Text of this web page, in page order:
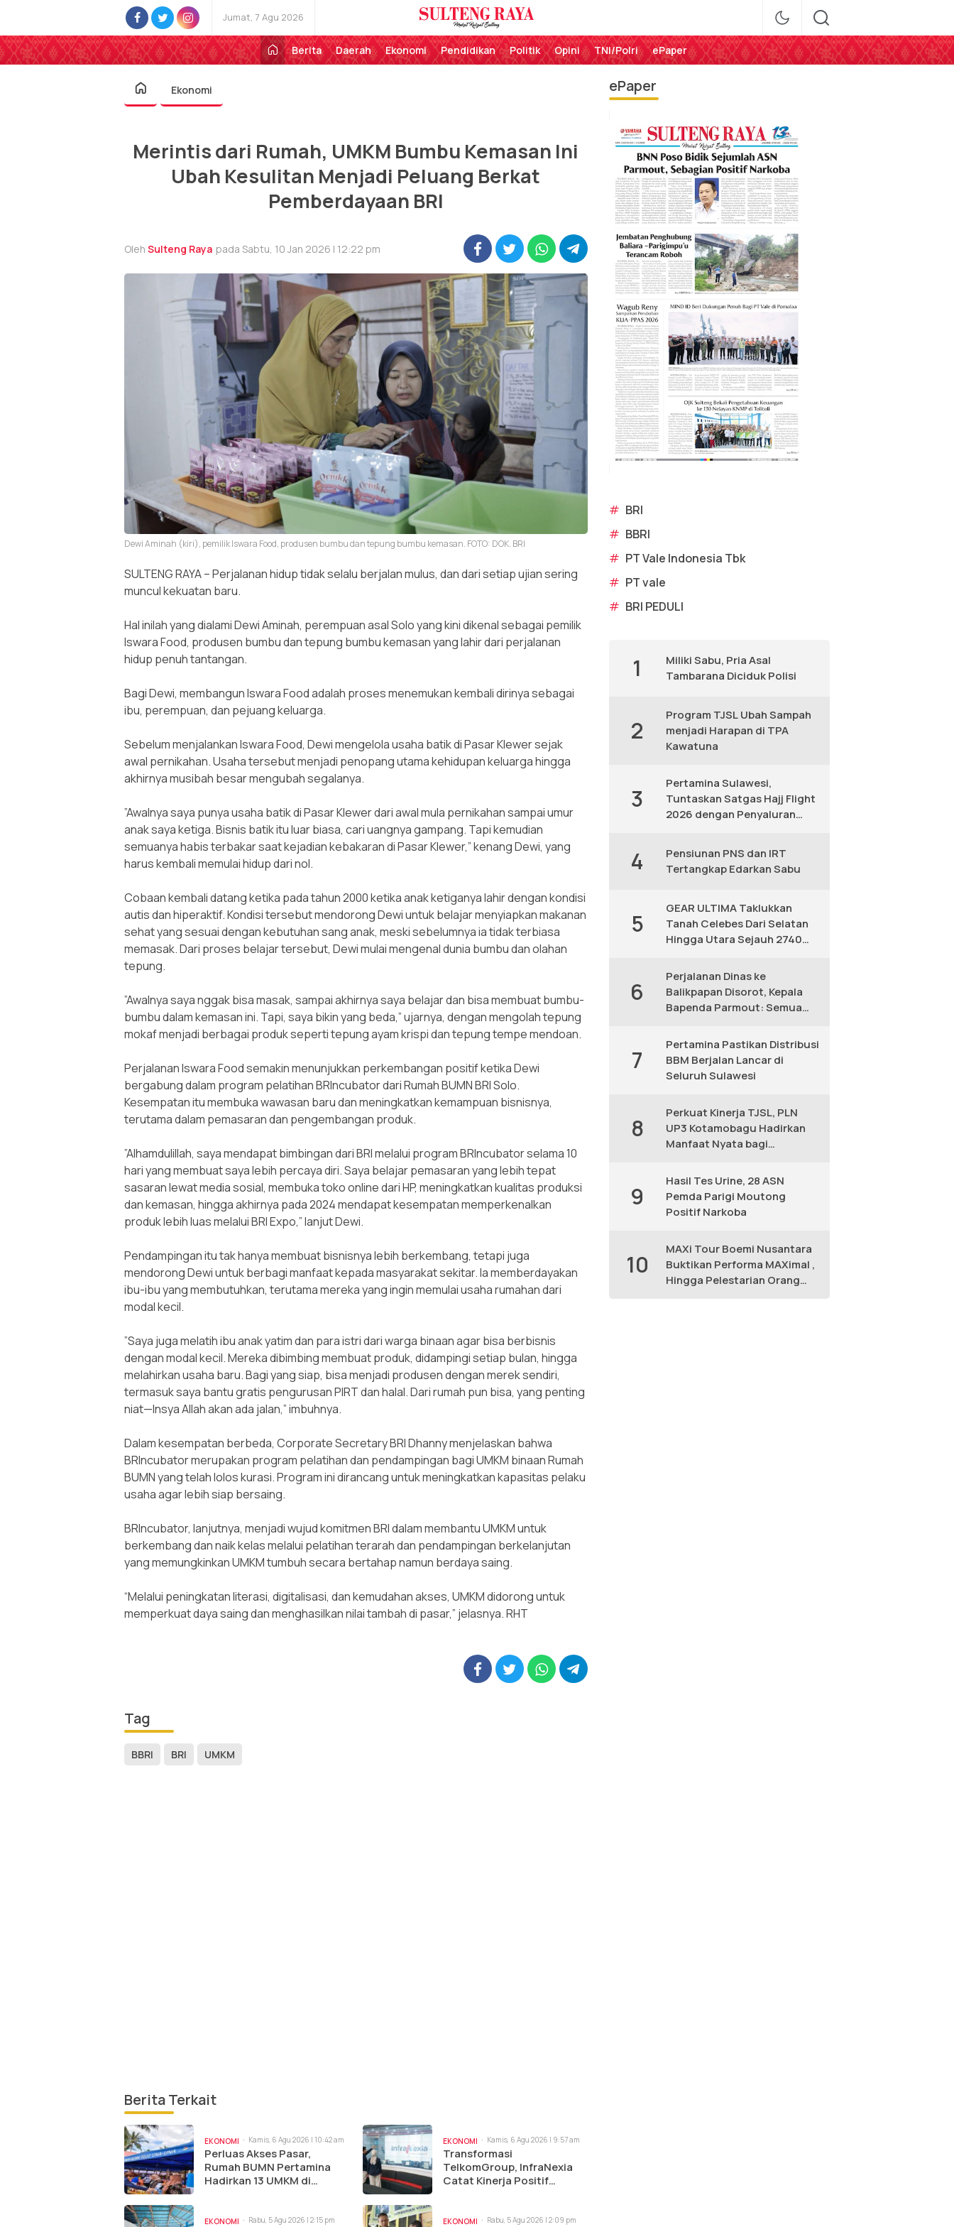
Jumat, 7 Agu 2026
Sulteng Raya
Perekat Rakyat Sulteng
Berita
Daerah Ekonomi Pendidikan Politik Opini TNI/Polri ePaper
Ekonomi
Merintis dari Rumah, UMKM Bumbu Kemasan Ini
Ubah Kesulitan Menjadi Peluang Berkat
Pemberdayaan BRI
Oleh Sulteng Raya pada Sabtu, 10 Jan 2026 | 12:22 pm
Dewi Aminah (kiri), pemilik Iswara Food, produsen bumbu dan tepung bumbu kemasan. FOTO: DOK. BRI
SULTENG RAYA – Perjalanan hidup tidak selalu berjalan mulus, dan dari setiap ujian sering
muncul kekuatan baru.
‎Hal inilah yang dialami Dewi Aminah, perempuan asal Solo yang kini dikenal sebagai pemilik
Iswara Food, produsen bumbu dan tepung bumbu kemasan yang lahir dari perjalanan
hidup penuh tantangan.
‎Bagi Dewi, membangun Iswara Food adalah proses menemukan kembali dirinya sebagai
ibu, perempuan, dan pejuang keluarga.
‎Sebelum menjalankan Iswara Food, Dewi mengelola usaha batik di Pasar Klewer sejak
awal pernikahan. Usaha tersebut menjadi penopang utama kehidupan keluarga hingga
akhirnya musibah besar mengubah segalanya.
‎”Awalnya saya punya usaha batik di Pasar Klewer dari awal mula pernikahan sampai umur
anak saya ketiga. Bisnis batik itu luar biasa, cari uangnya gampang. Tapi kemudian
semuanya habis terbakar saat kejadian kebakaran di Pasar Klewer,” kenang Dewi, yang
harus kembali memulai hidup dari nol.
‎Cobaan kembali datang ketika pada tahun 2000 ketika anak ketiganya lahir dengan kondisi
autis dan hiperaktif. Kondisi tersebut mendorong Dewi untuk belajar menyiapkan makanan
sehat yang sesuai dengan kebutuhan sang anak, meski sebelumnya ia tidak terbiasa
memasak. Dari proses belajar tersebut, Dewi mulai mengenal dunia bumbu dan olahan
tepung.
‎”Awalnya saya nggak bisa masak, sampai akhirnya saya belajar dan bisa membuat bumbu-
bumbu dalam kemasan ini. Tapi, saya bikin yang beda,” ujarnya, dengan mengolah tepung
mokaf menjadi berbagai produk seperti tepung ayam krispi dan tepung tempe mendoan.
‎Perjalanan Iswara Food semakin menunjukkan perkembangan positif ketika Dewi
bergabung dalam program pelatihan BRIncubator dari Rumah BUMN BRI Solo.
Kesempatan itu membuka wawasan baru dan meningkatkan kemampuan bisnisnya,
terutama dalam pemasaran dan pengembangan produk.
‎”Alhamdulillah, saya mendapat bimbingan dari BRI melalui program BRIncubator selama 10
hari yang membuat saya lebih percaya diri. Saya belajar pemasaran yang lebih tepat
sasaran lewat media sosial, membuka toko online dari HP, meningkatkan kualitas produksi
dan kemasan, hingga akhirnya pada 2024 mendapat kesempatan memperkenalkan
produk lebih luas melalui BRI Expo,” lanjut Dewi.
‎Pendampingan itu tak hanya membuat bisnisnya lebih berkembang, tetapi juga
mendorong Dewi untuk berbagi manfaat kepada masyarakat sekitar. Ia memberdayakan
ibu-ibu yang membutuhkan, terutama mereka yang ingin memulai usaha rumahan dari
modal kecil.
‎”Saya juga melatih ibu anak yatim dan para istri dari warga binaan agar bisa berbisnis
dengan modal kecil. Mereka dibimbing membuat produk, didampingi setiap bulan, hingga
melahirkan usaha baru. Bagi yang siap, bisa menjadi produsen dengan merek sendiri,
termasuk saya bantu gratis pengurusan PIRT dan halal. Dari rumah pun bisa, yang penting
niat—Insya Allah akan ada jalan,” imbuhnya.
‎Dalam kesempatan berbeda, Corporate Secretary BRI Dhanny menjelaskan bahwa
BRIncubator merupakan program pelatihan dan pendampingan bagi UMKM binaan Rumah
BUMN yang telah lolos kurasi. Program ini dirancang untuk meningkatkan kapasitas pelaku
usaha agar lebih siap bersaing.
‎BRIncubator, lanjutnya, menjadi wujud komitmen BRI dalam membantu UMKM untuk
berkembang dan naik kelas melalui pelatihan terarah dan pendampingan berkelanjutan
yang memungkinkan UMKM tumbuh secara bertahap namun berdaya saing.
‎“Melalui peningkatan literasi, digitalisasi, dan kemudahan akses, UMKM didorong untuk
memperkuat daya saing dan menghasilkan nilai tambah di pasar,” jelasnya. RHT
Tag
BBRI BRI UMKM
Berita Terkait
EKONOMI Kamis, 6 Agu 2026 | 10:42 am
Perluas Akses Pasar,
Rumah BUMN Pertamina
Hadirkan 13 UMKM di
EKONOMI Kamis, 6 Agu 2026 | 9:57 am
Transformasi
TelkomGroup, InfraNexia
Catat Kinerja Positif
EKONOMI Rabu, 5 Agu 2026 | 2:15 pm EKONOMI Rabu, 5 Agu 2026 | 2:09 pm
ePaper
# BRI
# BBRI
# PT Vale Indonesia Tbk
# PT vale
# BRI PEDULI
1
Miliki Sabu, Pria Asal
Tambarana Diciduk Polisi
2
Program TJSL Ubah Sampah
menjadi Harapan di TPA
Kawatuna
3
Pertamina Sulawesi,
Tuntaskan Satgas Hajj Flight
2026 dengan Penyaluran
4
Pensiunan PNS dan IRT
Tertangkap Edarkan Sabu
5
GEAR ULTIMA Taklukkan
Tanah Celebes Dari Selatan
Hingga Utara Sejauh 2740
6
Perjalanan Dinas ke
Balikpapan Disorot, Kepala
Bapenda Parmout: Semua
7
Pertamina Pastikan Distribusi
BBM Berjalan Lancar di
Seluruh Sulawesi
8
Perkuat Kinerja TJSL, PLN
UP3 Kotamobagu Hadirkan
Manfaat Nyata bagi
9
Hasil Tes Urine, 28 ASN
Pemda Parigi Moutong
Positif Narkoba
10
MAXi Tour Boemi Nusantara
Buktikan Performa MAXimal ,
Hingga Pelestarian Orang